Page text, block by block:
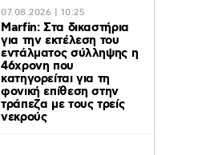
07.08.2026 | 10:25
Marfin: Στα δικαστήρια
για την εκτέλεση του
εντάλματος σύλληψης η
46χρονη που
κατηγορείται για τη
φονική επίθεση στην
τράπεζα με τους τρείς
νεκρούς